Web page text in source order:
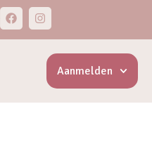
Aanmelden